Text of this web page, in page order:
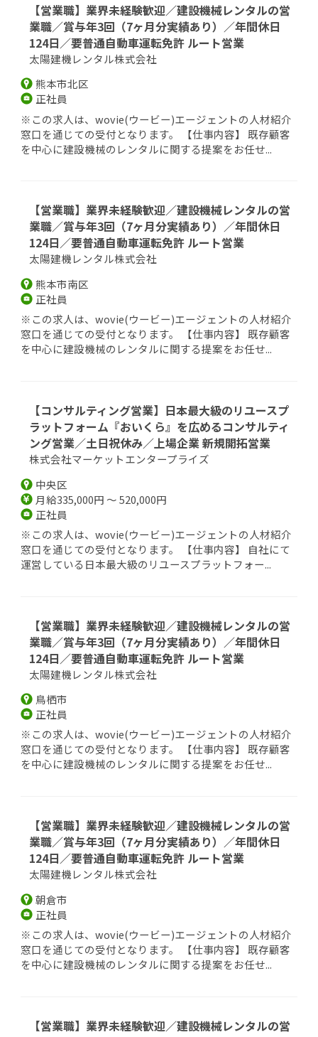
【営業職】業界未経験歓迎／建設機械レンタルの営
業職／賞与年3回（7ヶ月分実績あり）／年間休日
124日／要普通自動車運転免許 ルート営業
太陽建機レンタル株式会社
熊本市北区
正社員
※この求人は、wovie(ウービー)エージェントの人材紹介
窓口を通じての受付となります。 【仕事内容】 既存顧客
を中心に建設機械のレンタルに関する提案をお任せ...
【営業職】業界未経験歓迎／建設機械レンタルの営
業職／賞与年3回（7ヶ月分実績あり）／年間休日
124日／要普通自動車運転免許 ルート営業
太陽建機レンタル株式会社
熊本市南区
正社員
※この求人は、wovie(ウービー)エージェントの人材紹介
窓口を通じての受付となります。 【仕事内容】 既存顧客
を中心に建設機械のレンタルに関する提案をお任せ...
【コンサルティング営業】日本最大級のリユースプ
ラットフォーム『おいくら』を広めるコンサルティ
ング営業／土日祝休み／上場企業 新規開拓営業
株式会社マーケットエンタープライズ
中央区
月給335,000円 ～ 520,000円
正社員
※この求人は、wovie(ウービー)エージェントの人材紹介
窓口を通じての受付となります。 【仕事内容】 自社にて
運営している日本最大級のリユースプラットフォー...
【営業職】業界未経験歓迎／建設機械レンタルの営
業職／賞与年3回（7ヶ月分実績あり）／年間休日
124日／要普通自動車運転免許 ルート営業
太陽建機レンタル株式会社
鳥栖市
正社員
※この求人は、wovie(ウービー)エージェントの人材紹介
窓口を通じての受付となります。 【仕事内容】 既存顧客
を中心に建設機械のレンタルに関する提案をお任せ...
【営業職】業界未経験歓迎／建設機械レンタルの営
業職／賞与年3回（7ヶ月分実績あり）／年間休日
124日／要普通自動車運転免許 ルート営業
太陽建機レンタル株式会社
朝倉市
正社員
※この求人は、wovie(ウービー)エージェントの人材紹介
窓口を通じての受付となります。 【仕事内容】 既存顧客
を中心に建設機械のレンタルに関する提案をお任せ...
【営業職】業界未経験歓迎／建設機械レンタルの営